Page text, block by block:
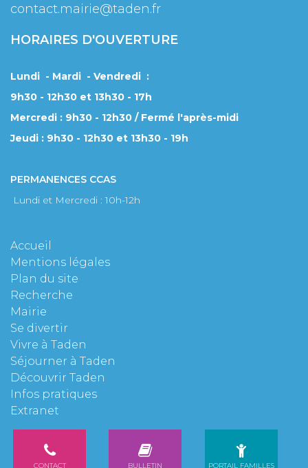
contact.mairie@taden.fr
HORAIRES D'OUVERTURE
Lundi - Mardi - Vendredi :
9h30 - 12h30 et 13h30 - 17h
Mercredi : 9h30 - 12h30 / Fermé l'après-midi
Jeudi : 9h30 - 12h30 et 13h30 - 19h
PERMANENCES CCAS
Lundi et Mercredi : 10h-12h
Accueil
Mentions légales
Plan du site
Recherche
Mairie
Se divertir
Vivre à Taden
Séjourner à Taden
Découvrir Taden
Infos pratiques
Extranet
CONTACT BULLETIN PORTAIL FAMILLES